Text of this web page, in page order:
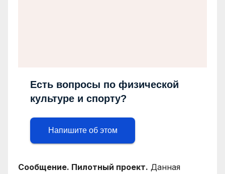
Есть вопросы по физической
культуре и спорту?
Напишите об этом
Сообщение. Пилотный проект. Данная